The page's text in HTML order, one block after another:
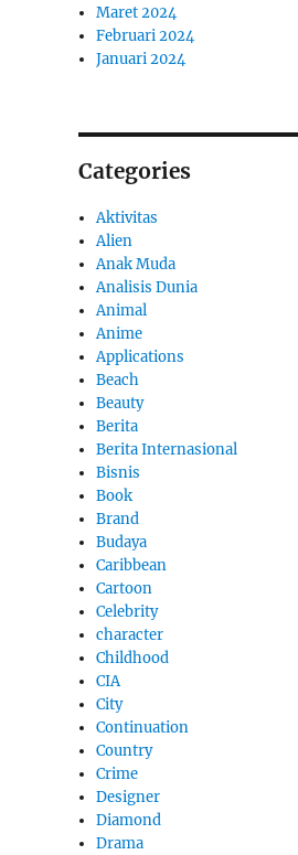
Maret 2024
Februari 2024
Januari 2024
Categories
Aktivitas
Alien
Anak Muda
Analisis Dunia
Animal
Anime
Applications
Beach
Beauty
Berita
Berita Internasional
Bisnis
Book
Brand
Budaya
Caribbean
Cartoon
Celebrity
character
Childhood
CIA
City
Continuation
Country
Crime
Designer
Diamond
Drama